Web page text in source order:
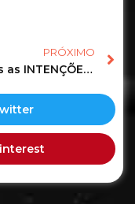
#tarot
PRÓXIMO
dele(a) em relação à você?